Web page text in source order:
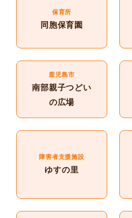
保育所
同胞保育園
鹿児島市
南部親子つどい
の広場
障害者支援施設
ゆすの里